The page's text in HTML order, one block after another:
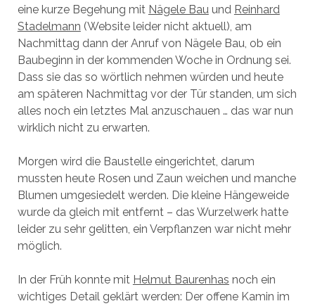
eine kurze Begehung mit Nägele Bauund Reinhard
Stadelmann (Website leider nicht aktuell), am
Nachmittag dann der Anruf von Nägele Bau, ob ein
Baubeginn in der kommenden Woche in Ordnung sei.
Dass sie das so wörtlich nehmen würden und heute
am späteren Nachmittag vor der Tür standen, um sich
alles noch ein letztes Mal anzuschauen … das war nun
wirklich nicht zu erwarten.
Morgen wird die Baustelle eingerichtet, darum
mussten heute Rosen und Zaun weichen und manche
Blumen umgesiedelt werden. Die kleine Hängeweide
wurde da gleich mit entfernt – das Wurzelwerk hatte
leider zu sehr gelitten, ein Verpflanzen war nicht mehr
möglich.
In der Früh konnte mit Helmut Baurenhas noch ein
wichtiges Detail geklärt werden: Der offene Kamin im